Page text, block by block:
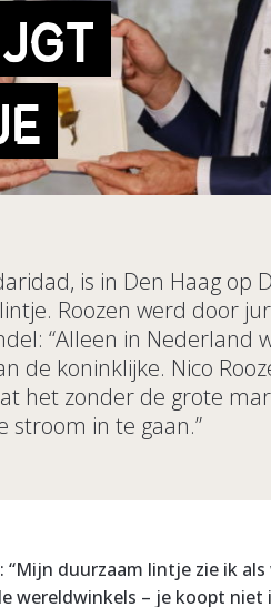
is in Den Haag op
Roozen werd door
“Alleen in Nederland
de koninklijke. Nico
het zonder de grote
stroom in te gaan.”
duurzaam lintje zie ik
wereldwinkels – je koopt niet